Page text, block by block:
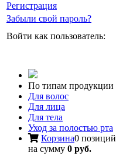
Регистрация
Забыли свой пароль?
Войти как пользователь:
По типам продукции
Для волос
Для лица
Для тела
Уход за полостью рта
Корзина0 позиций
на сумму 0 руб.